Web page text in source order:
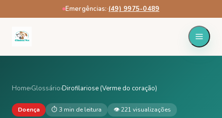
Emergências:·(49) 9975-0489
Home›Glossário›Dirofilariose (Verme do coração)
Doença ⏱ 3 min de leitura 👁221 visualizações